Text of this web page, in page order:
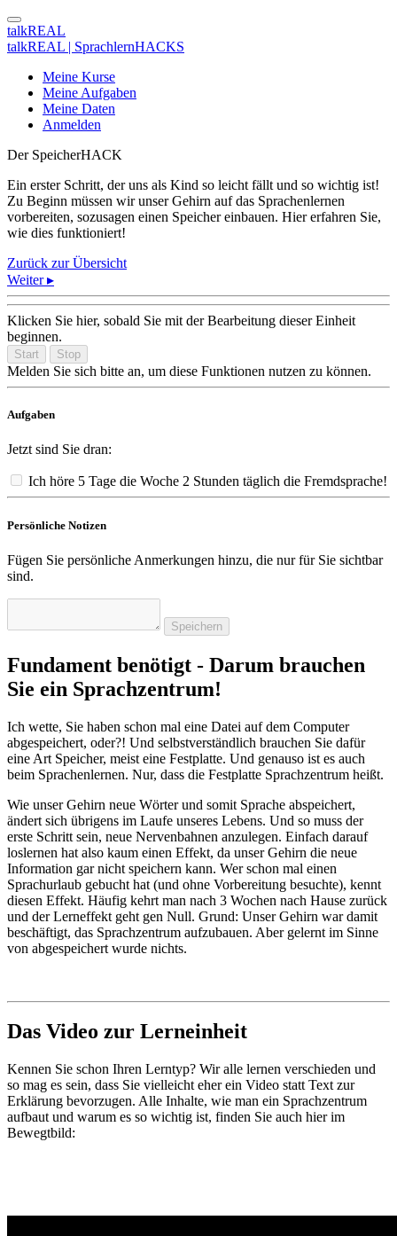
talkREAL
talkREAL | SprachlernHACKS
Meine Kurse
Meine Aufgaben
Meine Daten
Anmelden
Der SpeicherHACK
Ein erster Schritt, der uns als Kind so leicht fällt und so wichtig ist!
Zu Beginn müssen wir unser Gehirn auf das Sprachenlernen
vorbereiten, sozusagen einen Speicher einbauen. Hier erfahren Sie,
wie dies funktioniert!
Zurück zur Übersicht
Weiter ▸
Klicken Sie hier, sobald Sie mit der Bearbeitung dieser Einheit
beginnen.
Start Stop
Melden Sie sich bitte an, um diese Funktionen nutzen zu können.
Aufgaben
Jetzt sind Sie dran:
Ich höre 5 Tage die Woche 2 Stunden täglich die Fremdsprache!
Persönliche Notizen
Fügen Sie persönliche Anmerkungen hinzu, die nur für Sie sichtbar
sind.
Speichern
Fundament benötigt - Darum brauchen
Sie ein Sprachzentrum!
Ich wette, Sie haben schon mal eine Datei auf dem Computer
abgespeichert, oder?! Und selbstverständlich brauchen Sie dafür
eine Art Speicher, meist eine Festplatte. Und genauso ist es auch
beim Sprachenlernen. Nur, dass die Festplatte Sprachzentrum heißt.
Wie unser Gehirn neue Wörter und somit Sprache abspeichert,
ändert sich übrigens im Laufe unseres Lebens. Und so muss der
erste Schritt sein, neue Nervenbahnen anzulegen. Einfach darauf
loslernen hat also kaum einen Effekt, da unser Gehirn die neue
Information gar nicht speichern kann. Wer schon mal einen
Sprachurlaub gebucht hat (und ohne Vorbereitung besuchte), kennt
diesen Effekt. Häufig kehrt man nach 3 Wochen nach Hause zurück
und der Lerneffekt geht gen Null. Grund: Unser Gehirn war damit
beschäftigt, das Sprachzentrum aufzubauen. Aber gelernt im Sinne
von abgespeichert wurde nichts.
Das Video zur Lerneinheit
Kennen Sie schon Ihren Lerntyp? Wir alle lernen verschieden und
so mag es sein, dass Sie vielleicht eher ein Video statt Text zur
Erklärung bevorzugen. Alle Inhalte, wie man ein Sprachzentrum
aufbaut und warum es so wichtig ist, finden Sie auch hier im
Bewegtbild: